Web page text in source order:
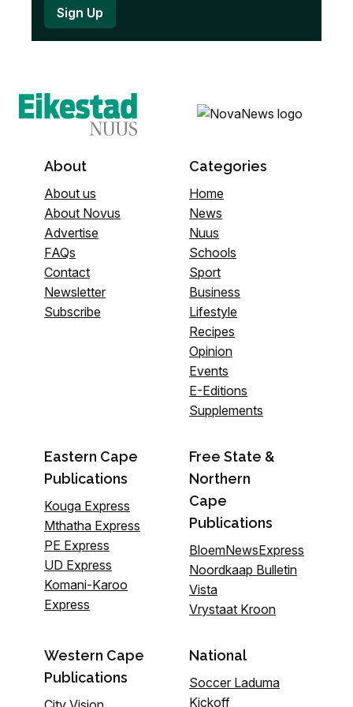
About
About us
About Novus
Advertise
FAQs
Contact
Newsletter
Subscribe
Categories
Home
News
Nuus
Schools
Sport
Business
Lifestyle
Recipes
Opinion
Events
E-Editions
Supplements
Eastern Cape
Publications
Kouga Express
Mthatha Express
PE Express
UD Express
Komani-Karoo
Express
Free State &
Northern
Cape
Publications
BloemNewsExpress
Noordkaap Bulletin
Vista
Vrystaat Kroon
Western Cape
Publications
National
Soccer Laduma
Kickoff